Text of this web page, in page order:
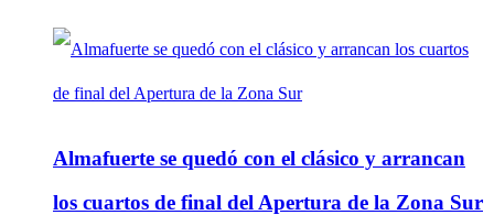
Almafuerte se quedó con el clásico y arrancan
los cuartos de final del Apertura de la Zona Sur